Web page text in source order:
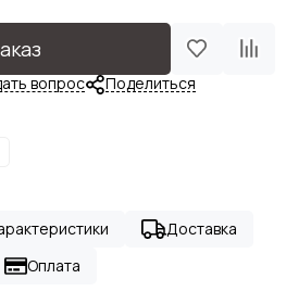
вопрос
Поделиться
Доставка
Оплата